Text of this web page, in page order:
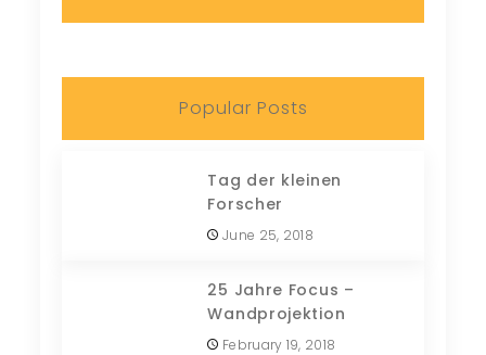
Popular Posts
Tag der kleinen
Forscher
June 25, 2018
25 Jahre Focus –
Wandprojektion
February 19, 2018